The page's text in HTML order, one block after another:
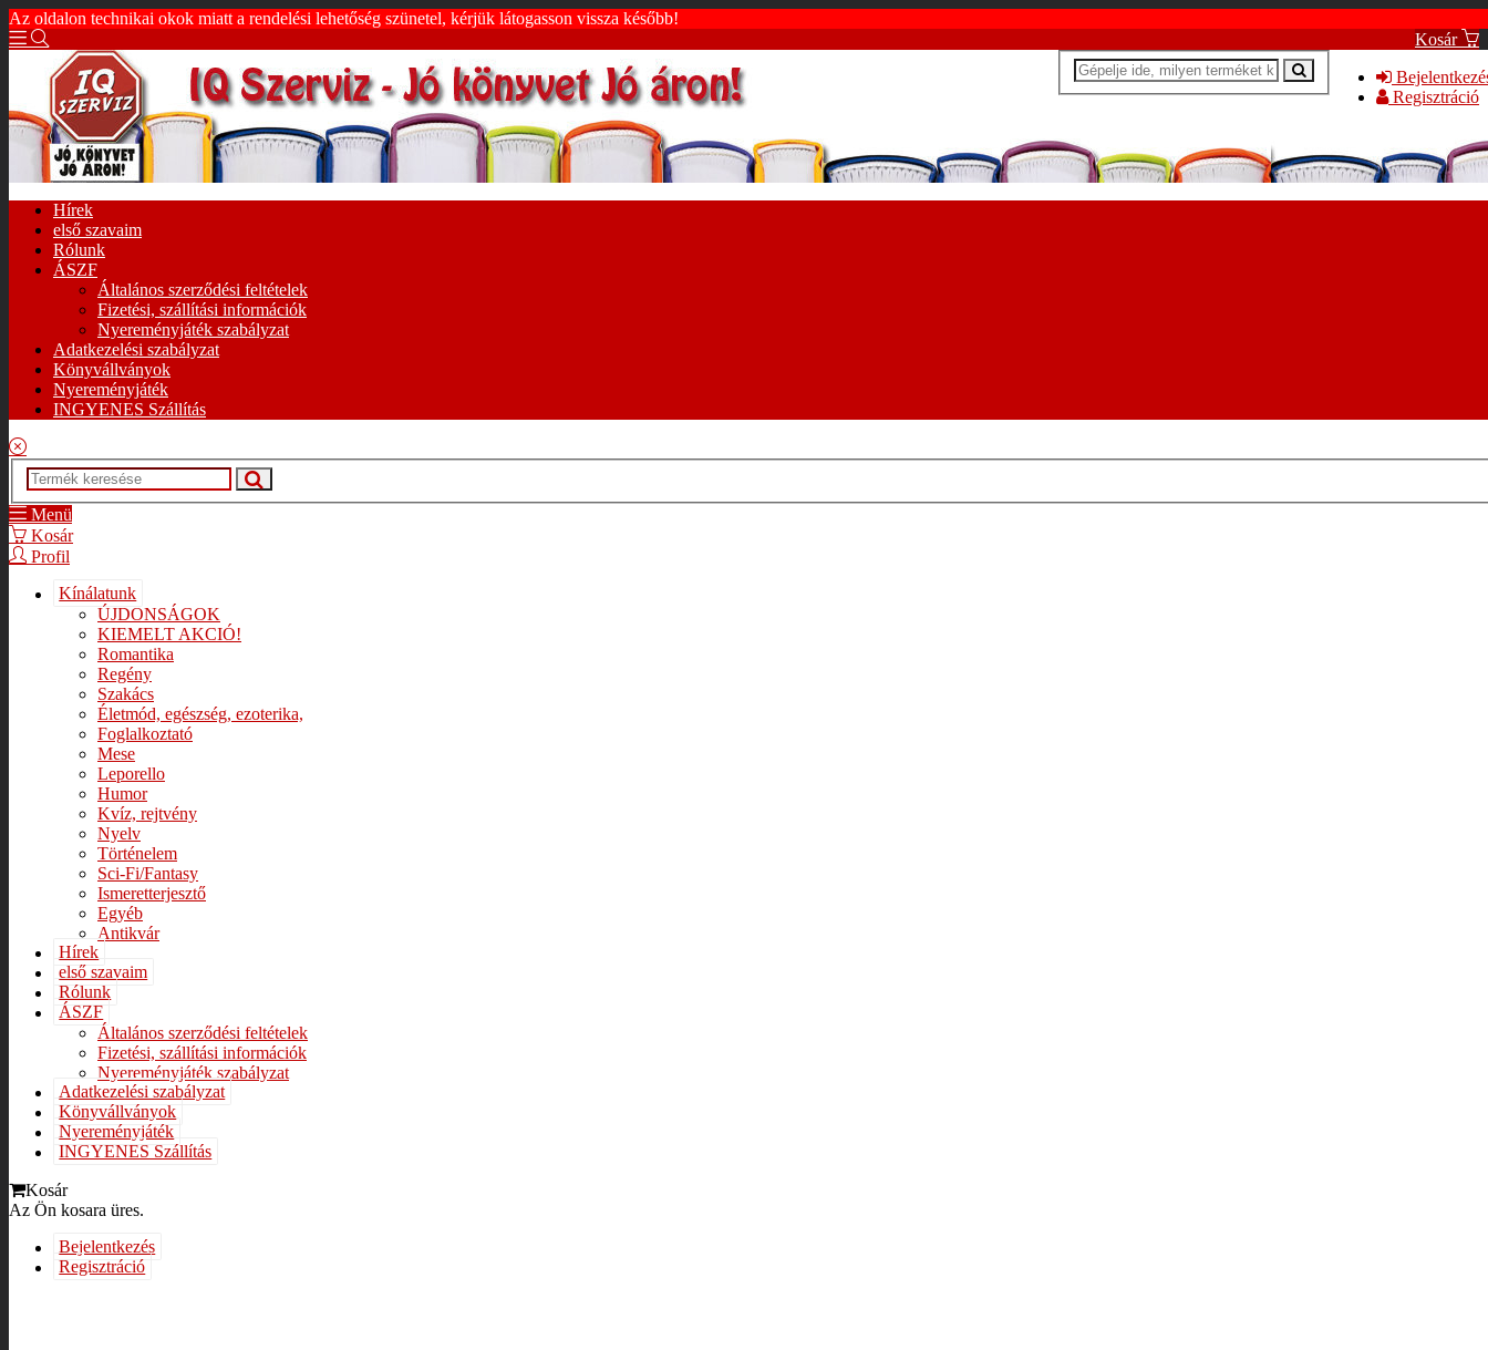
Az oldalon technikai okok miatt a rendelési lehetőség szünetel, kérjük látogasson vissza később!
Kosár
Regisztráció
Hírek
első szavaim
Rólunk
ÁSZF
Általános szerződési feltételek
Fizetési, szállítási információk
Nyereményjáték szabályzat
Adatkezelési szabályzat
Könyvállványok
Nyereményjáték
INGYENES Szállítás
Menü
Kosár
Profil
Kínálatunk
ÚJDONSÁGOK
KIEMELT AKCIÓ!
Romantika
Regény
Szakács
Életmód, egészség, ezoterika,
Foglalkoztató
Mese
Leporello
Humor
Kvíz, rejtvény
Nyelv
Történelem
Sci-Fi/Fantasy
Ismeretterjesztő
Egyéb
Antikvár
Hírek
első szavaim
Rólunk
ÁSZF
Általános szerződési feltételek
Fizetési, szállítási információk
Nyereményjáték szabályzat
Adatkezelési szabályzat
Könyvállványok
Nyereményjáték
INGYENES Szállítás
Kosár
Az Ön kosara üres.
Bejelentkezés
Regisztráció